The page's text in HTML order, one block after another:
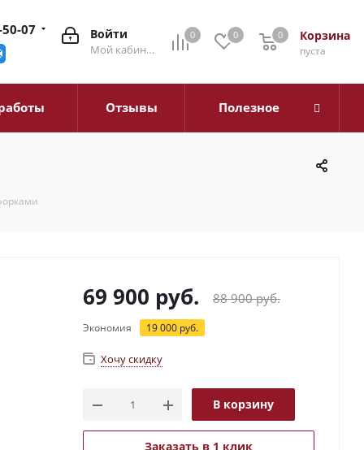
0 0 Корзина
0
пуста
0
Войти
Мой кабинет
07
Отзывы Полезное
69 900 руб. 88 900руб.
Экономия 19 000 руб.
Хочу скидку
В корзину
Заказать в 1 клик